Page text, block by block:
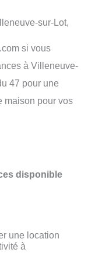
sur-Lot,
si vous
à Villeneuve-
47 pour une
maison pour vos
disponible
une location
à